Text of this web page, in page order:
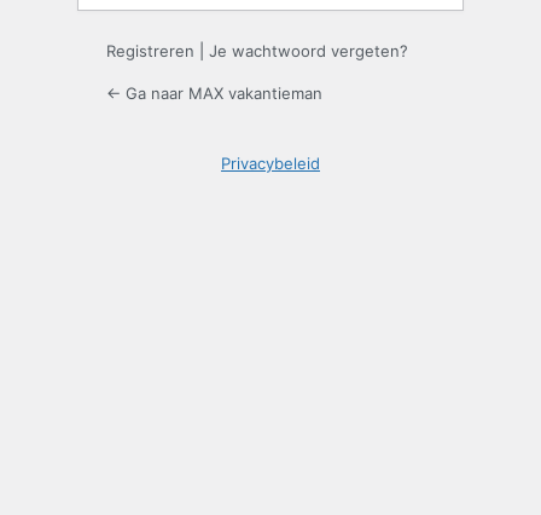
Registreren Je wachtwoord vergeten?
← Ga naar MAX vakantieman
Privacybeleid